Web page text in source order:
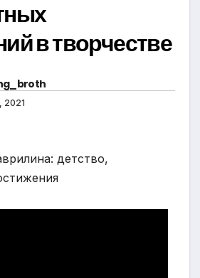
в творчестве
2021